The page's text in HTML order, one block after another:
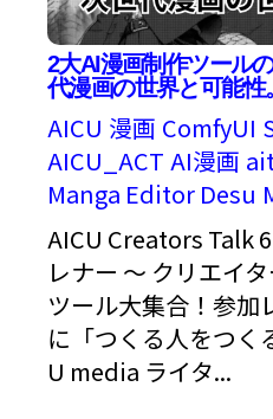
2大AI漫画制作ツール
代漫画の世界と可能性。
AICU 漫画 ComfyUI
AICU_ACT AI漫画
Manga Editor Desu
AICU Creators Talk
レナー ～ クリエイ
ツール大集合！参加
に「つくる人をつく
U media ライタ...